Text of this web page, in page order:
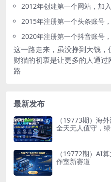
2012年创建第一个网站，加
2015年注册第一个头条账号
2020年注册第一个抖音账号
这一路走来，虽没挣到大钱
财猫的初衷是让更多的人通
路
最新发布
（19773期）海
全天无人值守，绿
（19772期）AI
作室新赛道